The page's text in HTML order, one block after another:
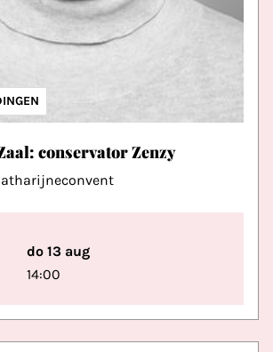
conservator Zenzy
do 13 aug
14:00